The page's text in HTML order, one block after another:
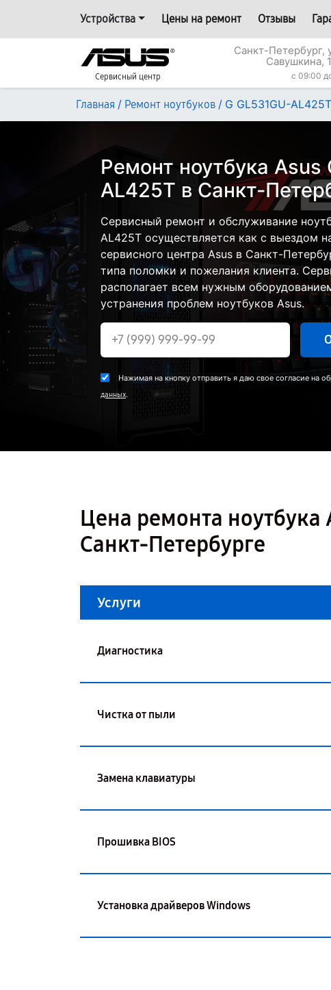
Устройства Цены на ремонт Отзывы
Сервисный центр
Санкт-Петербург,
Савушкина,
c 09:00
Главная / Ремонт ноутбуков / G GL531GU-AL425T
Ремонт ноутбука Asus
AL425T в Санкт-
Сервисный ремонт и обслуживание
AL425T осуществляется как с выездом
сервисного центра Asus в Санкт-
типа поломки и пожелания клиента.
располагает всем нужным
устранения проблем ноутбуков Asus.
Нажимая на кнопку отправить я даю свое согласие на
данных.
Цена ремонта ноутбука
Санкт-Петербурге
Услуги
Диагностика
Чистка от пыли
Замена клавиатуры
Прошивка BIOS
Установка драйверов Windows